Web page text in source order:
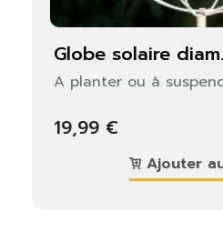
globe solaire
A planter ou à
19,99 €
Ajouter